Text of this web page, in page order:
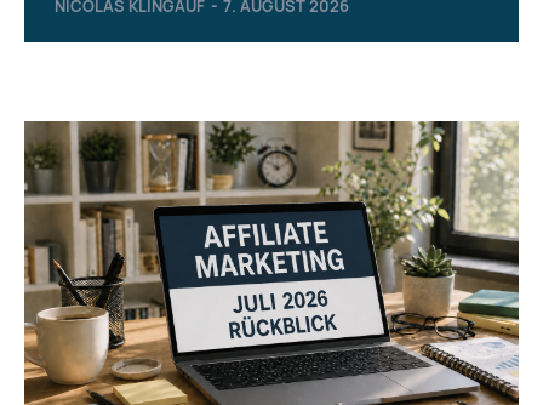
NICOLAS KLINGAUF - 7. AUGUST 2026